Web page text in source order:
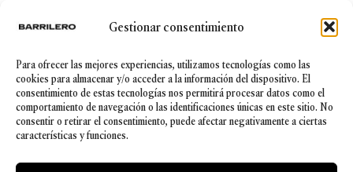
Gestionar consentimiento
Para ofrecer las mejores experiencias, utilizamos tecnologías como las
cookies para almacenar y/o acceder a la información del dispositivo. El
consentimiento de estas tecnologías nos permitirá procesar datos como el
comportamiento de navegación o las identificaciones únicas en este sitio. No
consentir o retirar el consentimiento, puede afectar negativamente a ciertas
características y funciones.
procedura telematica di dimissioni).
dimostra l’impossibilità, per causa di forza
maggiore o per fatto imputabile al datore di
lavoro, di comunicare i motivi che giustificano la
sua assenza.
Vista la rilevanza dell’impatto operativo di
questa specifica novità normativa ed in attesa dei